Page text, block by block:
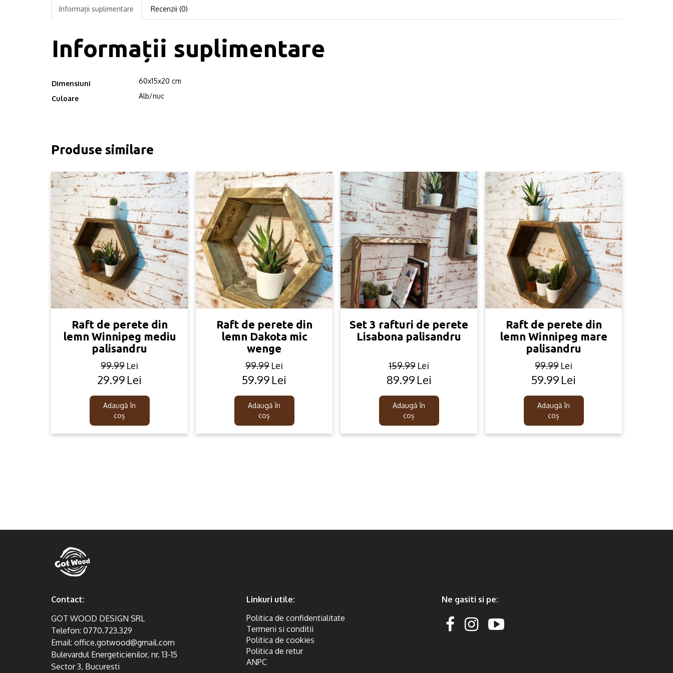
Informații suplimentare Recenzii (0)
Informații suplimentare
Dimensiuni 60x15x20 cm
Culoare Alb/nuc
Produse similare
Raft de perete din
lemn Winnipeg mediu
palisandru
99.99 Lei
Original
was:
99.99lei.
29.99 Lei
Current
is:
29.99lei.
Adaugă în
coș
Raft de perete din
lemn Dakota mic
wenge
99.99 Lei
Original
was:
99.99lei.
59.99 Lei
Current
is:
59.99lei.
Adaugă în
coș
Set 3 rafturi de perete
Lisabona palisandru
159.99 Lei
Original
was:
159.99lei.
89.99 Lei
Current
is:
89.99lei.
Adaugă în
coș
Raft de perete din
lemn Winnipeg mare
palisandru
99.99 Lei
Original
was:
99.99lei.
59.99 Lei
Current
is:
59.99lei.
Adaugă în
coș
Contact:
GOT WOOD DESIGN SRL
Telefon: 0770.723.329
Email: office.gotwood@gmail.com
Bulevardul Energeticienilor, nr. 13-15
Sector 3, Bucuresti
Linkuri utile:
Politica de confidentialitate
Termeni si conditii
Politica de cookies
Politica de retur
ANPC
Ne gasiti si pe: